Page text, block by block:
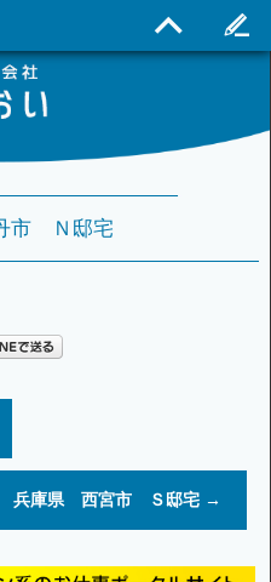
市 Ｎ邸宅
兵庫県 西宮市 Ｓ邸宅 →